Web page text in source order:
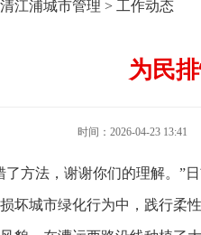
清江浦城市管理 > 工作动态
为民
时间：2026-04-23
方法，谢谢你们的理解。”
坏城市绿化行为中，践行柔